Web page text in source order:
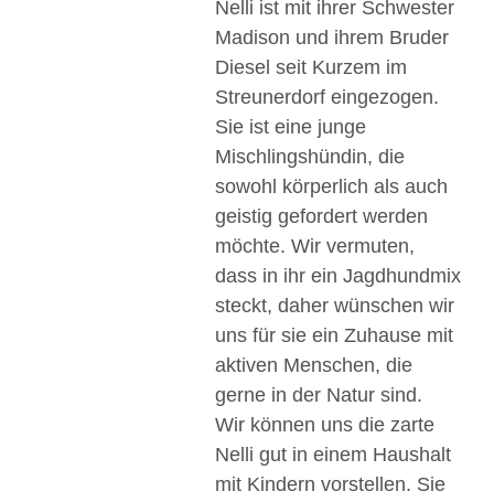
Nelli ist mit ihrer Schwester
Madison und ihrem Bruder
Diesel seit Kurzem im
Streunerdorf eingezogen.
Sie ist eine junge
Mischlingshündin, die
sowohl körperlich als auch
geistig gefordert werden
möchte. Wir vermuten,
dass in ihr ein Jagdhundmix
steckt, daher wünschen wir
uns für sie ein Zuhause mit
aktiven Menschen, die
gerne in der Natur sind.
Wir können uns die zarte
Nelli gut in einem Haushalt
mit Kindern vorstellen. Sie